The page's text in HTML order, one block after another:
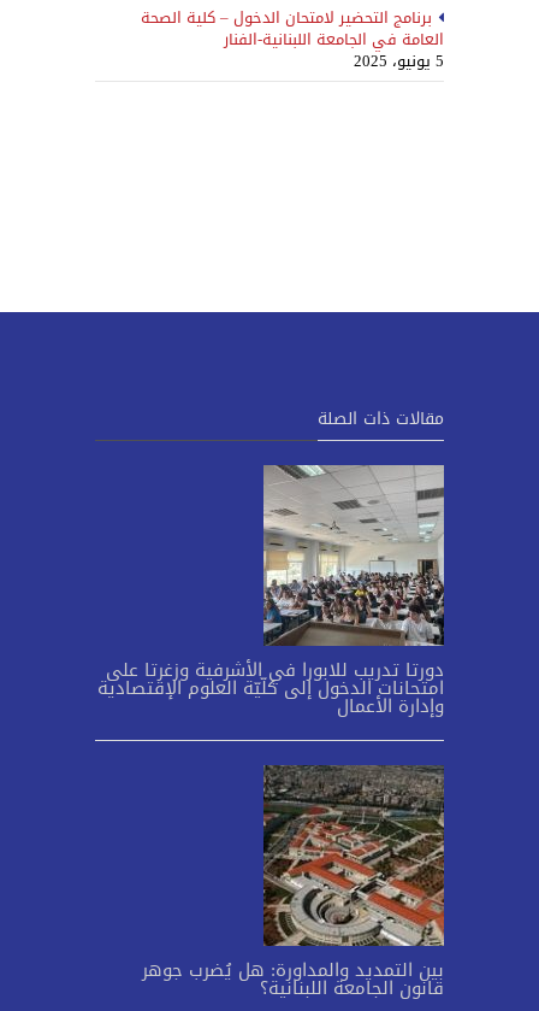
برنامج التحضير لامتحان الدخول – كلية الصحة
العامة في الجامعة اللبنانية-الفنار
5 يونيو، 2025
مقالات ذات الصلة
دورتا تدريب للابورا في الأشرفية وزغرتا على
امتحانات الدخول إلى كلّيّة العلوم الإقتصادية
وإدارة الأعمال
بين التمديد والمداورة: هل يُضرب جوهر
قانون الجامعة اللبنانية؟